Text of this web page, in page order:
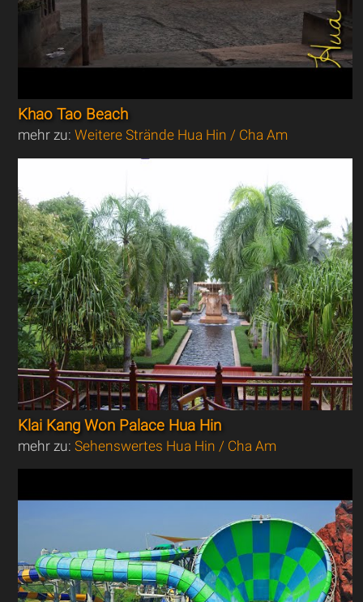
Khao Tao Beach
mehr zu:Weitere Strände Hua Hin / Cha Am
Klai Kang Won Palace Hua Hin
mehr zu:Sehenswertes Hua Hin / Cha Am